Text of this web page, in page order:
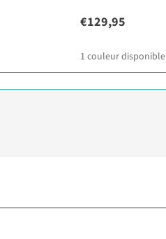
€129,95
1 couleur disponible